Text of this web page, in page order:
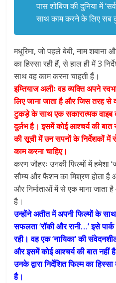
पास शोबिज की दुनिया में
साथ काम करने के लिए सब
मधुरिमा, जो पहले बेबी, नाम
का हिस्सा रही हैं, से हाल ही में 3
साथ वह काम करना चाहती हैं।
इम्तियाज अलीः वह व्यक्ति अपने
लिए जाना जाता है और जिस तरह
टुकड़े के साथ एक सकारात्मक वाइब
दुर्लभ है। इसमें कोई आश्चर्य की
की सूची में उन सपनों के निर्देशकों
काम करना चाहिए।
करण जौहरः उनकी फिल्मों में हमेशा
सौम्य और फैशन का मिश्रण होता है
और निर्माताओं में से एक माना जाता
है।
उन्होंने अतीत में अपनी फिल्मों के
सफलता ‘रॉकी और रानी…’ इसे
रही। वह एक ‘नायिका’ की
और इसमें कोई आश्चर्य की बात नहीं
उनके द्वारा निर्देशित फिल्म का
है।